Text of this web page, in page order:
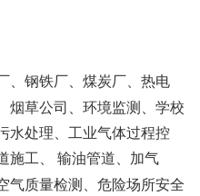
、钢铁厂、煤炭厂、热电
烟草公司、环境监测、学校
水处理、工业气体过程控
施工、
输油管道、加气
气质量检测、危险场所安全